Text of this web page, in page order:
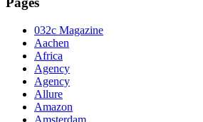
032c Magazine
Aachen
Africa
Agency
Agency
Allure
Amazon
Amsterdam